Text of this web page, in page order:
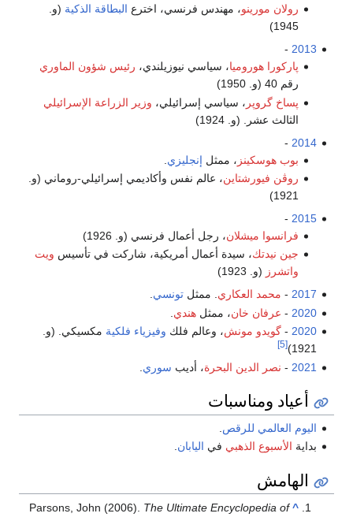
، مهندس فرنسي، اخترعالبطاقة الذكية(و.
، سياسي نيوزيلندي، رئيس شؤون الماوري
، سياسي إسرائيلي، وزير الزراعة الإسرائيلي
، ممثلإنجليزي.
، عالم نفس وأكاديمي إسرائيلي-روماني (و.
، رجل أعمال فرنسي (و. 1926)
، سيدة أعمال أمريكية، شاركت في تأسيسويت
العكاري. ممثلتونسي.
خان ، ممثلهندي.
مونش، وعالم فلك وفيزياء فلكيةمكسيكي. (و.
البحرة، أديب سوري .
للرقص.
الذهبيفي اليابان.
Parsons, John (2006).The Ultimate